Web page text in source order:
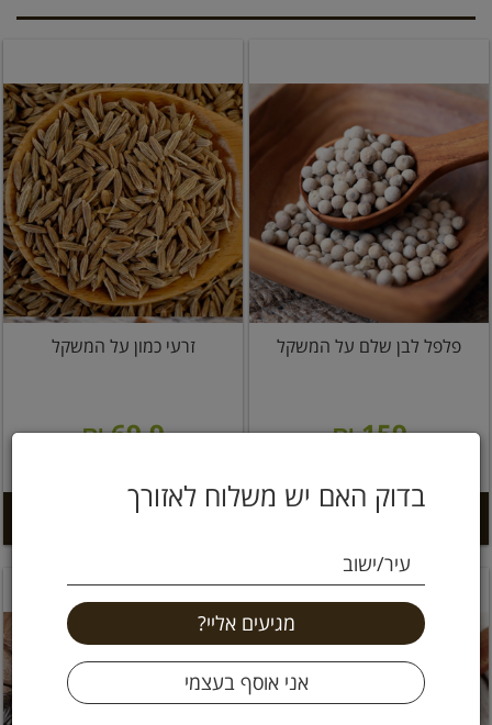
בדוק האם יש משלוח לאזורך
עיר/ישוב
פלפל לבן שלם על המשקל
159 ₪
הוספה לסל +
זרעי כמון על המשקל
69.9 ₪
הוספה לסל +